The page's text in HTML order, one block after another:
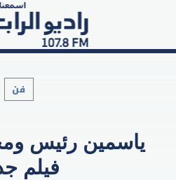
the website:
فن
ياسمين رئيس
فيلم